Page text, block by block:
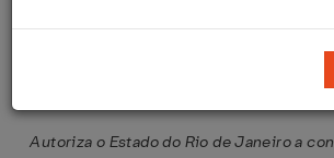
Autoriza o Estado do Rio de Janeiro a